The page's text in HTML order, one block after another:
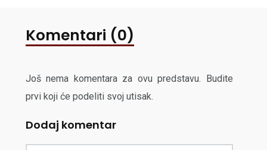
Komentari (0)
Još nema komentara za ovu predstavu. Budite
prvi koji će podeliti svoj utisak.
Dodaj komentar